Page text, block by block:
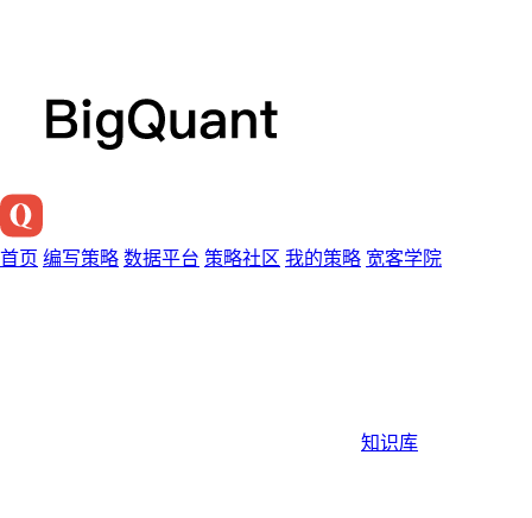
首页 编写策略 数据平台 策略社区 我的策略 宽客学院
知识库